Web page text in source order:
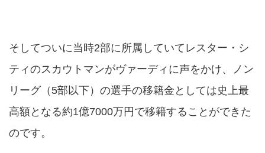
そしてついに当時2部に所属していてレスター・シ
ティのスカウトマンがヴァーディに声をかけ、ノン
リーグ（5部以下）の選手の移籍金としては史上最
高額となる約1億7000万円で移籍することができた
のです。